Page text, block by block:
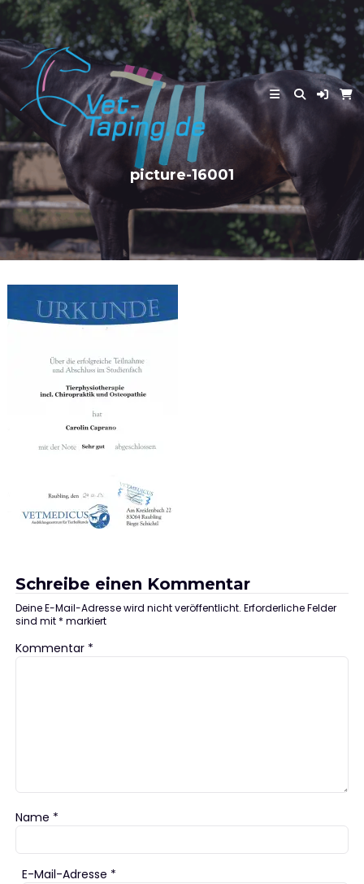
Skip
content
picture-16001
Schreibe einen Kommentar
Deine E-Mail-Adresse wird nicht veröffentlicht. Erforderliche Felder
sind mit * markiert
Kommentar *
Name *
E-Mail-Adresse *